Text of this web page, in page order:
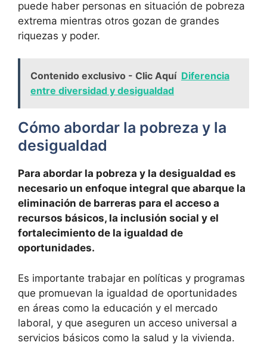
puede haber personas en situación de pobreza
extrema mientras otros gozan de grandes
riquezas y poder.
Contenido exclusivo - Clic Aquí Diferencia
entre diversidad y desigualdad
Cómo abordar la pobreza y la
desigualdad
Para abordar la pobreza y la desigualdad es
necesario un enfoque integral que abarque la
eliminación de barreras para el acceso a
recursos básicos, la inclusión social y el
fortalecimiento de la igualdad de
oportunidades.
Es importante trabajar en políticas y programas
que promuevan la igualdad de oportunidades
en áreas como la educación y el mercado
laboral, y que aseguren un acceso universal a
servicios básicos como la salud y la vivienda.